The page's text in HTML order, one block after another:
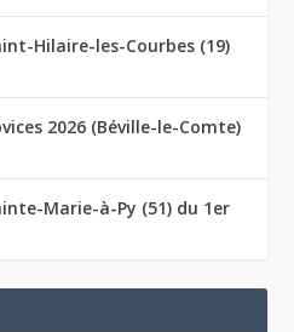
Hilaire-les-Courbes (19)
2026 (Béville-le-Comte)
Marie-à-Py (51) du 1er